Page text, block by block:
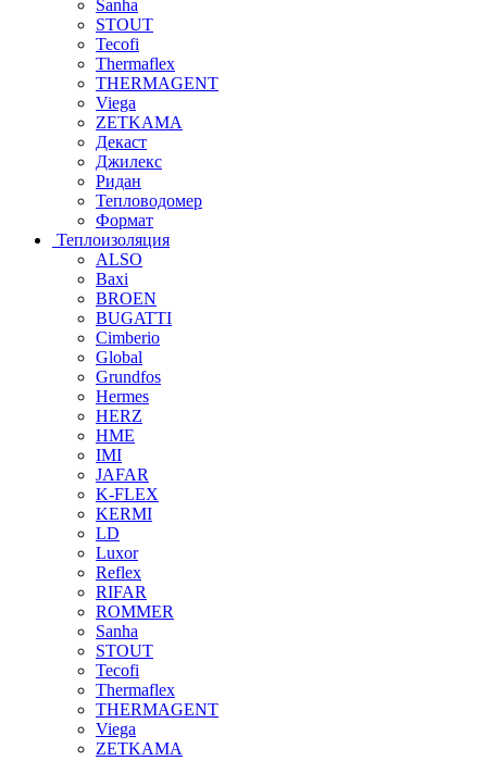
Sanha
STOUT
Tecofi
Thermaflex
THERMAGENT
Viega
ZETKAMA
Декаст
Джилекс
Ридан
Тепловодомер
Формат
Теплоизоляция
ALSO
Baxi
BROEN
BUGATTI
Cimberio
Global
Grundfos
Hermes
HERZ
HME
IMI
JAFAR
K-FLEX
KERMI
LD
Luxor
Reflex
RIFAR
ROMMER
Sanha
STOUT
Tecofi
Thermaflex
THERMAGENT
Viega
ZETKAMA